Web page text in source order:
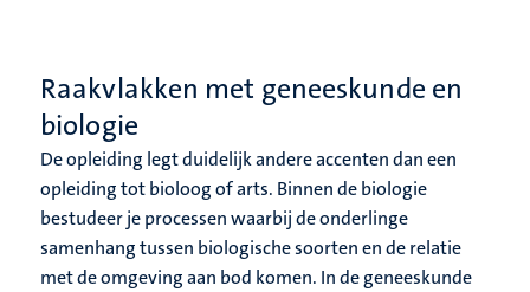
Raakvlakken met geneeskunde en
biologie
​De opleiding legt duidelijk andere accenten dan een
opleiding tot bioloog of arts. Binnen de biologie
bestudeer je processen waarbij de onderlinge
samenhang tussen biologische soorten en de relatie
met de omgeving aan bod komen. In de geneeskunde